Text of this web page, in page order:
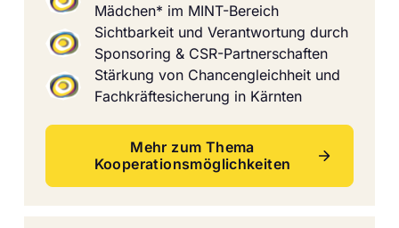
Mädchen* im MINT-Bereich
Sichtbarkeit und Verantwortung durch
Sponsoring & CSR-Partnerschaften
Stärkung von Chancengleichheit und
Fachkräftesicherung in Kärnten
Mehr zum Thema
Kooperationsmöglichkeiten